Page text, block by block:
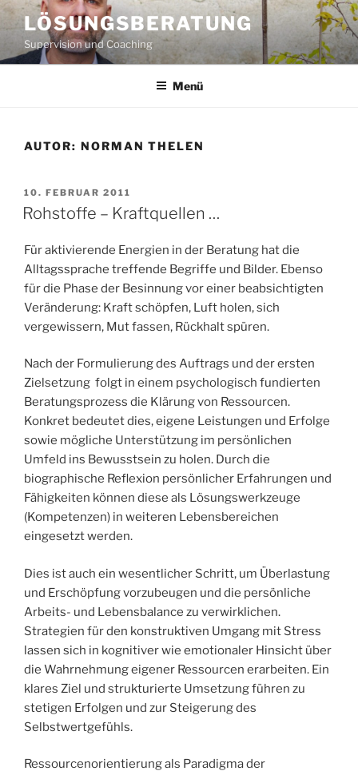
Zum
Inhalt
springen
LÖSUNGSBERATUNG
Supervision und Coaching
Menü
AUTOR: NORMAN THELEN
VERÖFFENTLICHT
AM
10. FEBRUAR 2011
Rohstoffe – Kraftquellen …
Für aktivierende Energien in der Beratung hat die
Alltagssprache treffende Begriffe und Bilder. Ebenso
für die Phase der Besinnung vor einer beabsichtigten
Veränderung: Kraft schöpfen, Luft holen, sich
vergewissern, Mut fassen, Rückhalt spüren.
Nach der Formulierung des Auftrags und der ersten
Zielsetzung folgt in einem psychologisch fundierten
Beratungsprozess die Klärung von Ressourcen.
Konkret bedeutet dies, eigene Leistungen und Erfolge
sowie mögliche Unterstützung im persönlichen
Umfeld ins Bewusstsein zu holen. Durch die
biographische Reflexion persönlicher Erfahrungen und
Fähigkeiten können diese als Lösungswerkzeuge
(Kompetenzen) in weiteren Lebensbereichen
eingesetzt werden.
Dies ist auch ein wesentlicher Schritt, um Überlastung
und Erschöpfung vorzubeugen und die persönliche
Arbeits- und Lebensbalance zu verwirklichen.
Strategien für den konstruktiven Umgang mit Stress
lassen sich in kognitiver wie emotionaler Hinsicht über
die Wahrnehmung eigener Ressourcen erarbeiten. Ein
klares Ziel und strukturierte Umsetzung führen zu
stetigen Erfolgen und zur Steigerung des
Selbstwertgefühls.
Ressourcenorientierung als Paradigma der